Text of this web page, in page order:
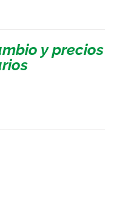
y precios